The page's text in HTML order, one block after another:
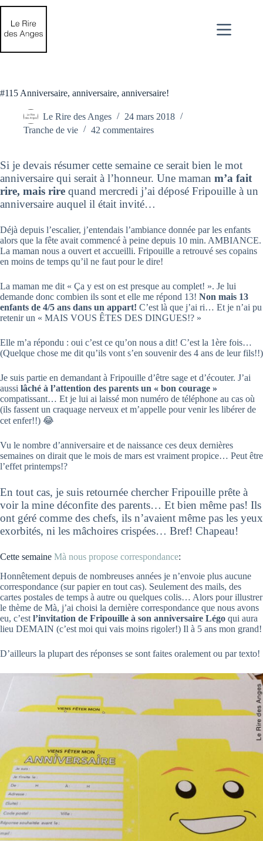
Passer
contenu
#115 Anniversaire, anniversaire, anniversaire!
Le Rire des Anges
24 mars 2018
Tranche de vie
42 commentaires
Si je devais résumer cette semaine ce serait bien le mot
anniversaire qui serait à l’honneur. Une maman m’a fait
rire, mais rire quand mercredi j’ai déposé Fripouille à un
anniversaire auquel il était invité…
Déjà depuis l’escalier, j’entendais l’ambiance donnée par les enfants
alors que la fête avait commencé à peine depuis 10 min. AMBIANCE.
La maman nous a ouvert et accueilli. Fripouille a retrouvé ses copains
en moins de temps qu’il ne faut pour le dire!
La maman me dit « Ça y est on est presque au complet! ». Je lui
demande donc combien ils sont et elle me répond 13! Non mais 13
enfants de 4/5 ans dans un appart! C’est là que j’ai ri… Et je n’ai pu
retenir un « MAIS VOUS ÊTES DES DINGUES!? »
Elle m’a répondu : oui c’est ce qu’on nous a dit! C’est la 1ère fois…
(Quelque chose me dit qu’ils vont s’en souvenir des 4 ans de leur fils!!)
Je suis partie en demandant à Fripouille d’être sage et d’écouter. J’ai
aussi lâché à l’attention des parents un « bon courage »
compatissant… Et je lui ai laissé mon numéro de téléphone au cas où
(ils fassent un craquage nerveux et m’appelle pour venir les libérer de
cet enfer!!) 😂
Vu le nombre d’anniversaire et de naissance ces deux dernières
semaines on dirait que le mois de mars est vraiment propice… Peut être
l’effet printemps!?
En tout cas, je suis retournée chercher Fripouille prête à
voir la mine déconfite des parents… Et bien même pas! Ils
ont géré comme des chefs, ils n’avaient même pas les yeux
exorbités, ni les mâchoires crispées… Bref! Chapeau!
Cette semaine Mà nous propose correspondance:
Honnêtement depuis de nombreuses années je n’envoie plus aucune
correspondance (sur papier en tout cas). Seulement des mails, des
cartes postales de temps à autre ou quelques colis… Alors pour illustrer
le thème de Mà, j’ai choisi la dernière correspondance que nous avons
eu, c’est l’invitation de Fripouille à son anniversaire Légo qui aura
lieu DEMAIN (c’est moi qui vais moins rigoler!) Il à 5 ans mon grand!
D’ailleurs la plupart des réponses se sont faites oralement ou par texto!